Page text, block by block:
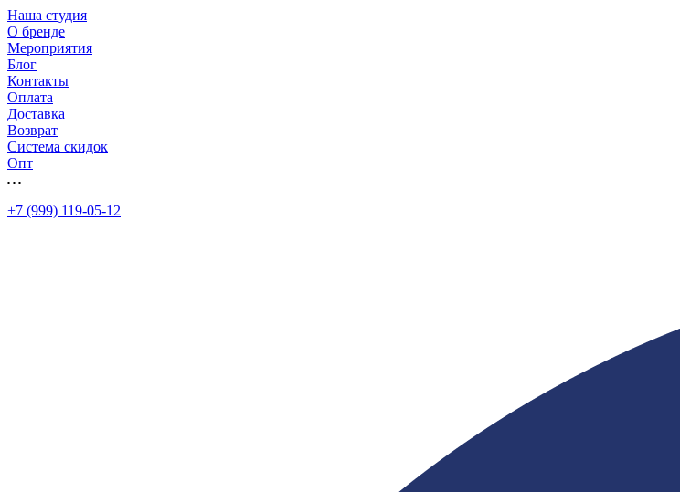
Наша студия
О бренде
Мероприятия
Блог
Контакты
Оплата
Доставка
Возврат
Система скидок
Опт
+7 (999) 119-05-12